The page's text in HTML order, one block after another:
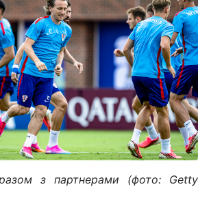
з партнерами (фото: Getty